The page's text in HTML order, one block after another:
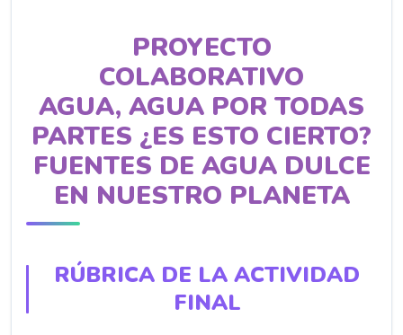
PROYECTO
COLABORATIVO
AGUA, AGUA POR TODAS
PARTES ¿ES ESTO CIERTO?
FUENTES DE AGUA DULCE
EN NUESTRO PLANETA
RÚBRICA DE LA ACTIVIDAD
FINAL